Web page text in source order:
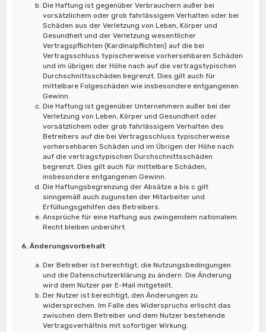
Die Haftung ist gegenüber Verbrauchern außer bei
vorsätzlichem oder grob fahrlässigem Verhalten oder bei
Schäden aus der Verletzung von Leben, Körper und
Gesundheit und der Verletzung wesentlicher
Vertragspflichten (Kardinalpflichten) auf die bei
Vertragsschluss typischerweise vorhersehbaren Schäden
und im übrigen der Höhe nach auf die vertragstypischen
Durchschnittsschäden begrenzt. Dies gilt auch für
mittelbare Folgeschäden wie insbesondere entgangenen
Gewinn.
Die Haftung ist gegenüber Unternehmern außer bei der
Verletzung von Leben, Körper und Gesundheit oder
vorsätzlichem oder grob fahrlässigem Verhalten des
Betreibers auf die bei Vertragsschluss typischerweise
vorhersehbaren Schäden und im Übrigen der Höhe nach
auf die vertragstypischen Durchschnittsschäden
begrenzt. Dies gilt auch für mittelbare Schäden,
insbesondere entgangenen Gewinn.
Die Haftungsbegrenzung der Absätze a bis c gilt
sinngemäß auch zugunsten der Mitarbeiter und
Erfüllungsgehilfen des Betreibers.
Ansprüche für eine Haftung aus zwingendem nationalem
Recht bleiben unberührt.
6. Änderungsvorbehalt
Der Betreiber ist berechtigt, die Nutzungsbedingungen
und die Datenschutzerklärung zu ändern. Die Änderung
wird dem Nutzer per E-Mail mitgeteilt.
Der Nutzer ist berechtigt, den Änderungen zu
widersprechen. Im Falle des Widerspruchs erlischt das
zwischen dem Betreiber und dem Nutzer bestehende
Vertragsverhältnis mit sofortiger Wirkung.